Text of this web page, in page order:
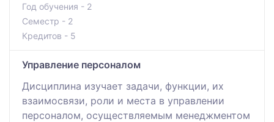
Год обучения - 2
Семестр - 2
Кредитов - 5
Управление персоналом
Дисциплина изучает задачи, функции, их
взаимосвязи, роли и места в управлении
персоналом, осуществляемым менеджментом